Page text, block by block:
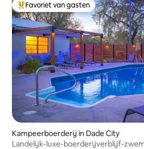
Topfavoriet van gasten
Favoriet van gasten
Kampeerboerderij in Dade City
Landelijk-luxe-boerderijverblijf-